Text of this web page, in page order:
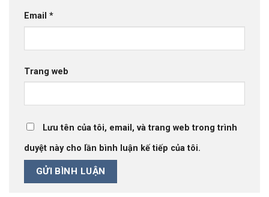
Email *
Trang web
Lưu tên của tôi, email, và trang web trong trình
duyệt này cho lần bình luận kế tiếp của tôi.